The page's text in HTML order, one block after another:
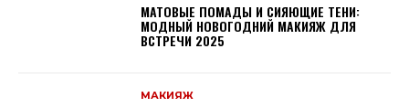
МАТОВЫЕ ПОМАДЫ И СИЯЮЩИЕ ТЕНИ:
МОДНЫЙ НОВОГОДНИЙ МАКИЯЖ ДЛЯ
ВСТРЕЧИ 2025
МАКИЯЖ